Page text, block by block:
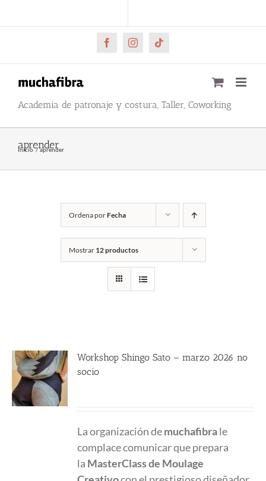
al
FacebookInstagramTiktok
Academia de patronaje y costura, Taller, Coworking
aprender
Inicio aprender
Ordena porFecha
Mostrar 12 productos
Workshop Shingo Sato – marzo 2026 no
socio
La organización demuchafibrale
complace comunicar que prepara
la MasterClassde Moulage